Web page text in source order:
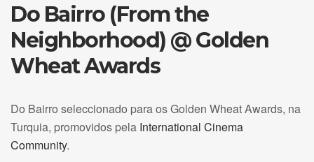
Do Bairro (From the
Neighborhood) @ Golden
Wheat Awards
Do Bairro seleccionado para os Golden Wheat Awards, na
Turquia, promovidos pela International Cinema
Community.